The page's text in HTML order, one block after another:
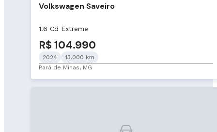
Volkswagen Saveiro
1.6 Cd Extreme
R$ 104.990
2024
13.000 km
Pará de Minas, MG